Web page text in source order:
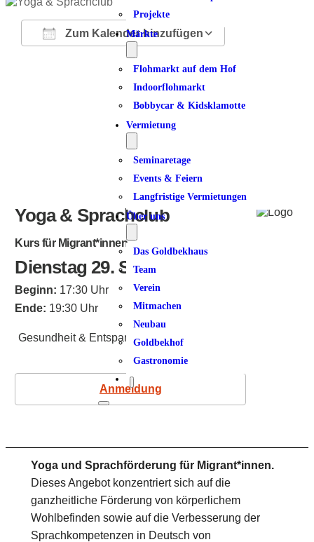
Projekte
Märkte
Flohmarkt auf dem Hof
Indoorflohmarkt
Bobbycar & Kidsklamotte
Vermietung
Seminaretage
Events & Feiern
Langfristige Vermietungen
Über uns
Das Goldbekhaus
Team
Verein
Mitmachen
Neubau
Goldbekhof
Gastronomie
Zum Kalender hinzufügen
ICS herunterladen
Google Kalender
iCalendarOffice 365Outlook Live
Yoga & Sprachclub
Kurs für Migrant*innen
Dienstag 29. September 2026
Beginn: 17:30 Uhr
Ende: 19:30 Uhr
Gesundheit & Entspannung
Anmeldung
Yoga und Sprachförderung für Migrant*innen.
Dieses Angebot konzentriert sich auf die
ganzheitliche Förderung von körperlichem
Wohlbefinden sowie auf die Verbesserung der
Sprachkompetenzen in Deutsch von